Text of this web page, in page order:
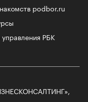
podbor.ru
РБК